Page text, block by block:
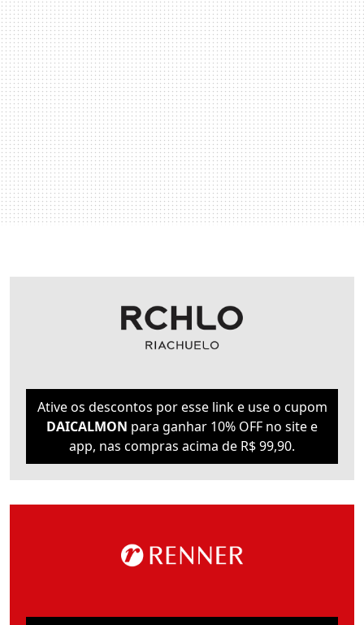
Ative os descontos por esse link e use o cupom
DAICALMON para ganhar 10% OFF no site e
app, nas compras acima de R$ 99,90.